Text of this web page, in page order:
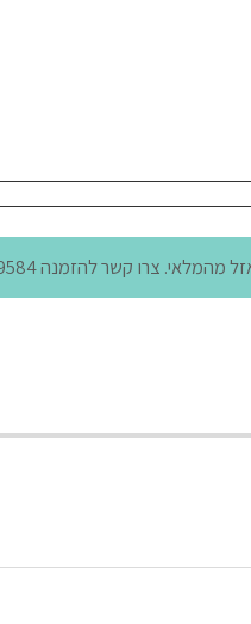
מהמלאי. צרו קשר להזמנה 052-3449584.